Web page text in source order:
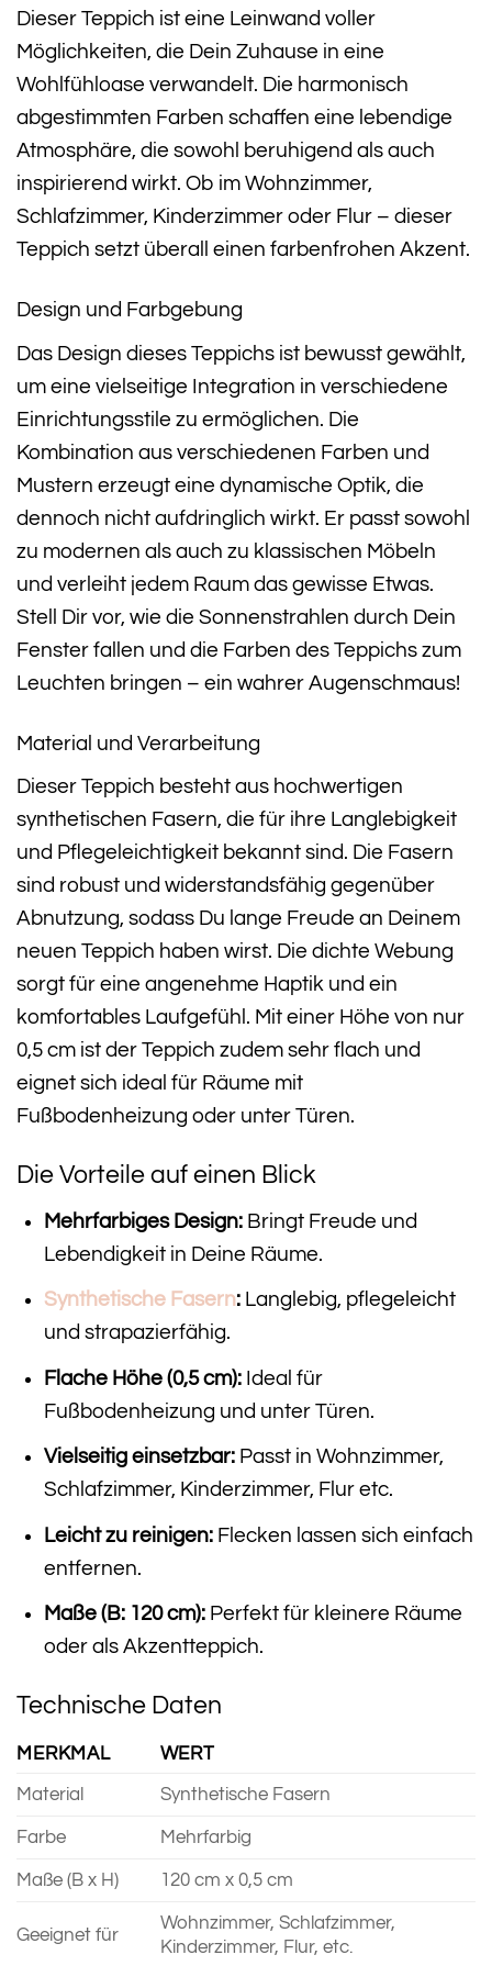
Dieser Teppich ist eine Leinwand voller
Möglichkeiten, die Dein Zuhause in eine
Wohlfühloase verwandelt. Die harmonisch
abgestimmten Farben schaffen eine lebendige
Atmosphäre, die sowohl beruhigend als auch
inspirierend wirkt. Ob im Wohnzimmer,
Schlafzimmer, Kinderzimmer oder Flur – dieser
Teppich setzt überall einen farbenfrohen Akzent.
Design und Farbgebung
Das Design dieses Teppichs ist bewusst gewählt,
um eine vielseitige Integration in verschiedene
Einrichtungsstile zu ermöglichen. Die
Kombination aus verschiedenen Farben und
Mustern erzeugt eine dynamische Optik, die
dennoch nicht aufdringlich wirkt. Er passt sowohl
zu modernen als auch zu klassischen Möbeln
und verleiht jedem Raum das gewisse Etwas.
Stell Dir vor, wie die Sonnenstrahlen durch Dein
Fenster fallen und die Farben des Teppichs zum
Leuchten bringen – ein wahrer Augenschmaus!
Material und Verarbeitung
Dieser Teppich besteht aus hochwertigen
synthetischen Fasern, die für ihre Langlebigkeit
und Pflegeleichtigkeit bekannt sind. Die Fasern
sind robust und widerstandsfähig gegenüber
Abnutzung, sodass Du lange Freude an Deinem
neuen Teppich haben wirst. Die dichte Webung
sorgt für eine angenehme Haptik und ein
komfortables Laufgefühl. Mit einer Höhe von nur
0,5 cm ist der Teppich zudem sehr flach und
eignet sich ideal für Räume mit
Fußbodenheizung oder unter Türen.
Die Vorteile auf einen Blick
Mehrfarbiges Design:Bringt Freude und
Lebendigkeit in Deine Räume.
Synthetische Fasern:Langlebig, pflegeleicht
und strapazierfähig.
Flache Höhe (0,5 cm):Ideal für
Fußbodenheizung und unter Türen.
Vielseitig einsetzbar:Passt in Wohnzimmer,
Schlafzimmer, Kinderzimmer, Flur etc.
Leicht zu reinigen:Flecken lassen sich einfach
entfernen.
Maße (B: 120 cm):Perfekt für kleinere Räume
oder als Akzentteppich.
Technische Daten
MERKMAL WERT
Material Synthetische Fasern
Farbe Mehrfarbig
Maße (B x H) 120 cm x 0,5 cm
Geeignet für
Wohnzimmer, Schlafzimmer,
Kinderzimmer, Flur, etc.